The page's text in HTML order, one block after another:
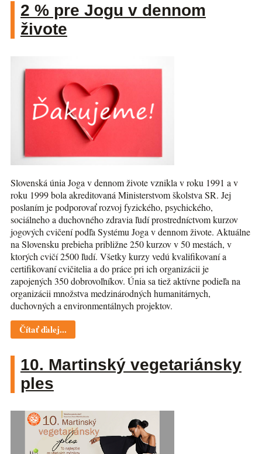
2 % pre Jogu v dennom
živote
Slovenská únia Joga v dennom živote vznikla v roku 1991 a v
roku 1999 bola akreditovaná Ministerstvom školstva SR. Jej
poslaním je podporovať rozvoj fyzického, psychického,
sociálneho a duchovného zdravia ľudí prostredníctvom kurzov
jogových cvičení podľa Systému Joga v dennom živote. Aktuálne
na Slovensku prebieha približne 250 kurzov v 50 mestách, v
ktorých cvičí 2500 ľudí. Všetky kurzy vedú kvalifikovaní a
certifikovaní cvičitelia a do práce pri ich organizácii je
zapojených 350 dobrovoľníkov. Únia sa tiež aktívne podieľa na
organizácii množstva medzinárodných humanitárnych,
duchovných a environmentálnych projektov.
Čítať ďalej...
10. Martinský vegetariánsky
ples